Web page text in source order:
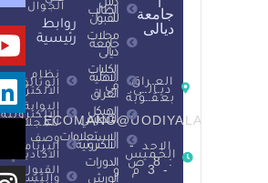
جامعة
ديالى
العـراق،
ديـالــى،
بعقــوبة
ECOMANG@UODIYALA.EDU.IQ
الاحد -
الخميس
: 8 ص
- 3 م
الطالب
للقبول
مجلات
جامعة
ديالى
الكليات
الاهلية
في
العراق
الهيكل
التنظيمي
الاستعلامات
الالكترونية
الدورات
و
الورش
الجوال
روابط
رئيسية
نظام
الوثائق
الالكترونية
البوابة
الالكترونية
للمجلات
وصف
البرنامج
الاكاديمي
القبول
والتسجيل